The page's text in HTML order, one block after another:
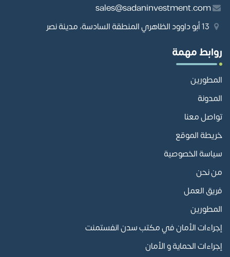
sales@sadaninvestment.com
روابط مهمة
المطورين
المدونة
تواصل معنا
خريطة الموقع
سياسة الخصوصية
من نحن
فريق العمل
المطورين
إجراءات الأمان في مكتب سدن انفستمنت
إجراءات الحماية و الأمان